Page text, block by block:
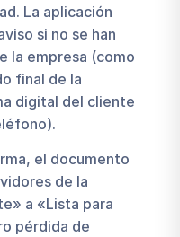
La aplicación
si no se han
la empresa (como
final de la
digital del cliente
el documento
de la
a «Lista para
pérdida de